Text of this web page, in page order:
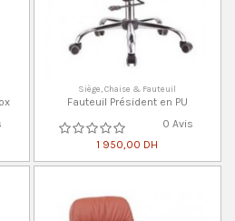
Siège, Chaise & Fauteuil
Fauteuil Président en PU
0 Avis
1 950,00 DH